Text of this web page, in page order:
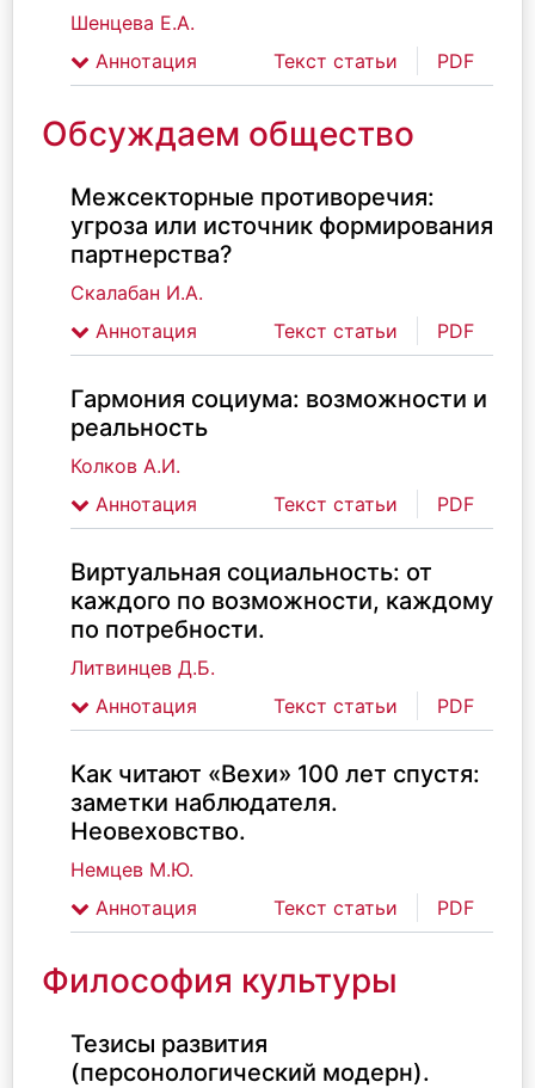
Шенцева Е.А.
Аннотация
Текст статьи PDF
Обсуждаем общество
Межсекторные противоречия:
угроза или источник формирования
партнерства?
Скалабан И.А.
Аннотация
Текст статьи PDF
Гармония социума: возможности и
реальность
Колков А.И.
Аннотация
Текст статьи PDF
Виртуальная социальность: от
каждого по возможности, каждому
по потребности.
Литвинцев Д.Б.
Аннотация
Текст статьи PDF
Как читают «Вехи» 100 лет спустя:
заметки наблюдателя.
Неовеховство.
Немцев М.Ю.
Аннотация
Текст статьи PDF
Философия культуры
Тезисы развития
(персонологический модерн).